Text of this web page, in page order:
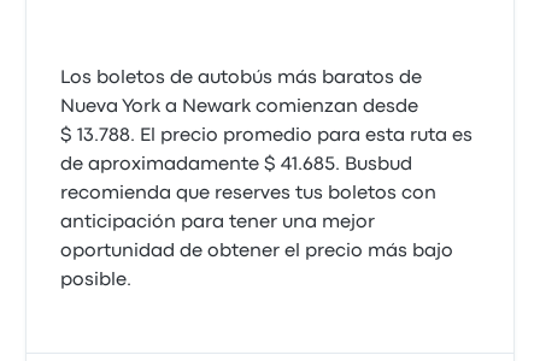
Los boletos de autobús más baratos de
Nueva York a Newark comienzan desde
$ 13.788. El precio promedio para esta ruta es
de aproximadamente $ 41.685. Busbud
recomienda que reserves tus boletos con
anticipación para tener una mejor
oportunidad de obtener el precio más bajo
posible.